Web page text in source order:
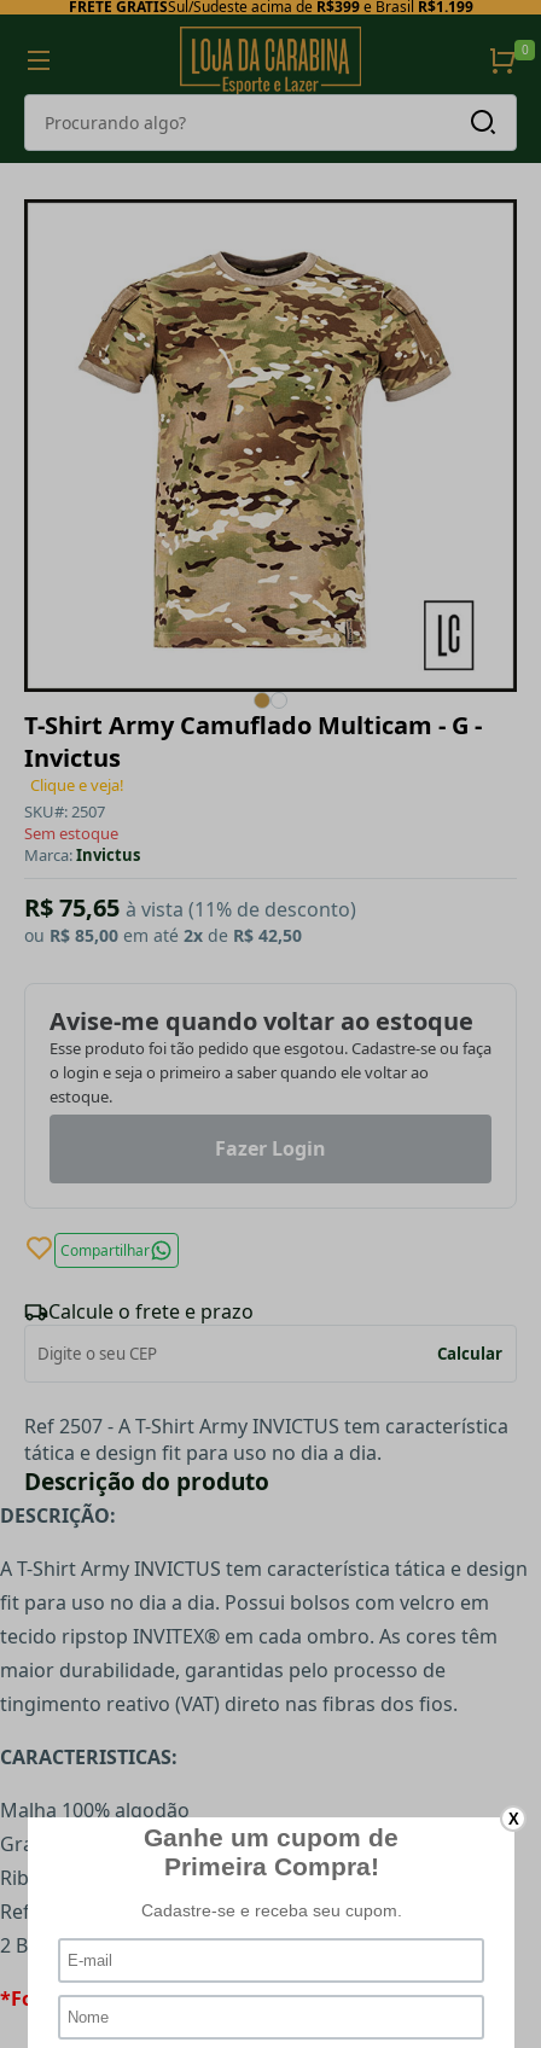
FRETE GRÁTISSul/Sudeste acima de R$399e Brasil R$1.199
0
T-Shirt Army Camuflado Multicam - G -
Invictus
Clique e veja!
SKU#: 2507
Sem estoque
Marca:Invictus
R$ 75,65 à vista (11% de desconto)
ou R$ 85,00 em até 2x de R$ 42,50
Avise-me quando voltar ao estoque
Esse produto foi tão pedido que esgotou. Cadastre-se ou faça
o login e seja o primeiro a saber quando ele voltar ao
estoque.
Fazer Login
Compartilhar
Calcule o frete e prazo
Calcular
Ref 2507 - A T-Shirt Army INVICTUS tem característica
tática e design fit para uso no dia a dia.
Descrição do produto
DESCRIÇÃO:
A T-Shirt Army INVICTUS tem característica tática e design
fit para uso no dia a dia. Possui bolsos com velcro em
tecido ripstop INVITEX® em cada ombro. As cores têm
maior durabilidade, garantidas pelo processo de
tingimento reativo (VAT) direto nas fibras dos fios.
CARACTERISTICAS:
Malha 100% algodão
Gramatura 195 g/m²
Ribana na gola e nas mangas
Reforço interno ombro a ombro
2 Bolsos em rip-stop INVITEX® com velcro
*Foto meramente ilustrativa.
X